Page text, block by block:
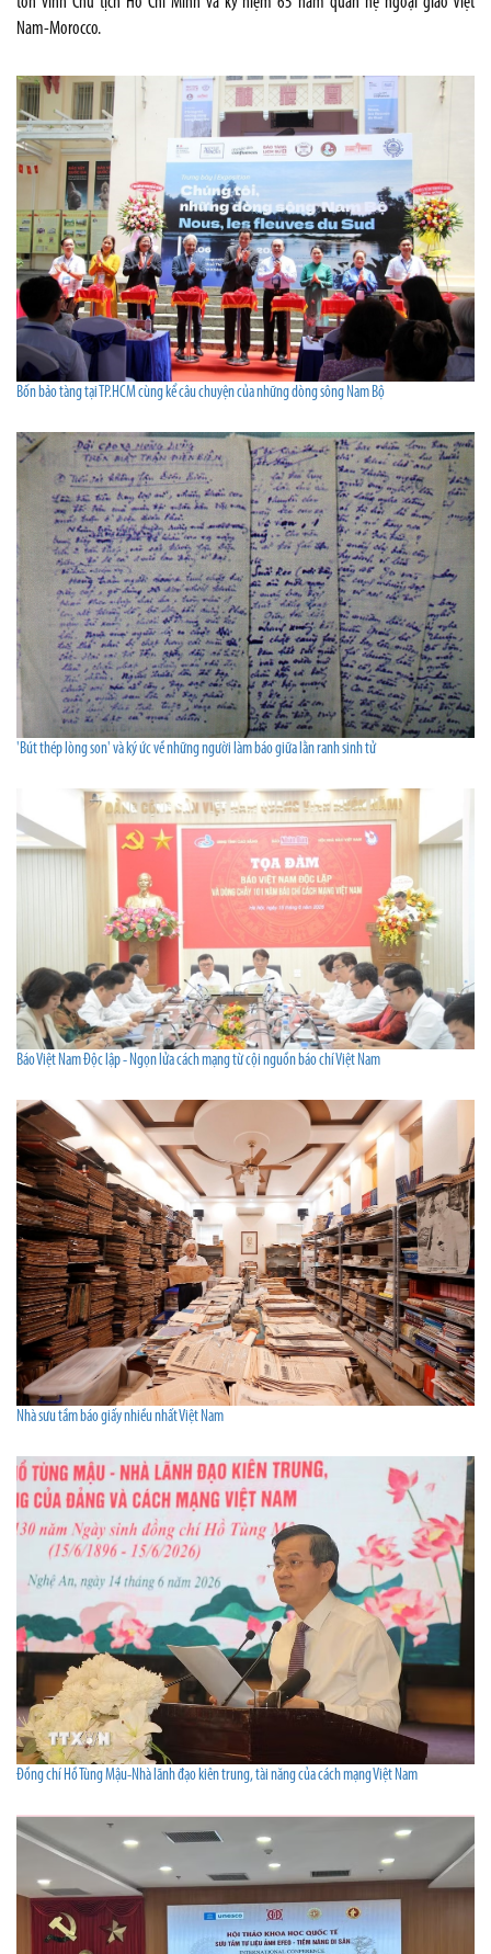
Nam-Morocco.
Bốn bảo tàng tại TP.HCM cùng kể câu chuyện của những dòng sông Nam Bộ
'Bút thép lòng son' và ký ức về những người làm báo giữa lằn ranh sinh tử
Báo Việt Nam Độc lập - Ngọn lửa cách mạng từ cội nguồn báo chí Việt Nam
Nhà sưu tầm báo giấy nhiều nhất Việt Nam
Đồng chí Hồ Tùng Mậu-Nhà lãnh đạo kiên trung, tài năng của cách mạng Việt Nam